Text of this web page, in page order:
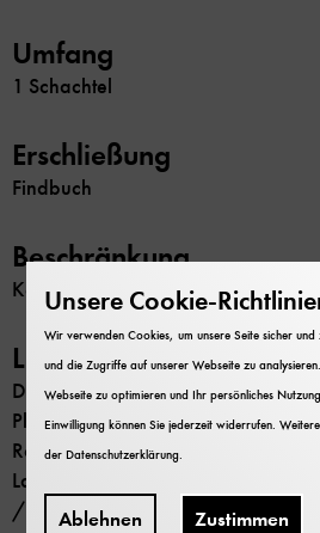
Umfang
1 Schachtel
Erschließung
Findbuch
Beschränkung
Keine
Literatur
Denz, Cornelia; Vogt, Annette:
Physikerinnen gestern & heute.
Rosenthal-Schneider, Ilse:
Laue und Planck : Realität und
/ Ilse Rosenthal-Schneider .
Unsere Cookie-
Wir verwenden Cookies, um unsere Seite sicher
und die Zugriffe auf unserer Webseite zu
Webseite zu optimieren und Ihr persönliches
Einwilligung können Sie jederzeit widerrufen.
derDatenschutzerklärung
Ablehnen Zustimmen